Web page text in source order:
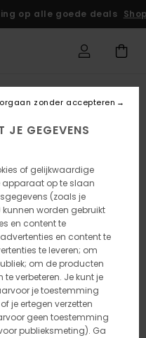
op alle goede deals
JE GEGEVENS
of gelijkwaardige
op te slaan
(zoals je
worden gebruikt
en content te
en content te
te leveren; om
om de producten
verbeteren. Je kunt je
je toestemming
je ertegen verzetten
geen toestemming
publieksmeting). Ga
zonder accepteren